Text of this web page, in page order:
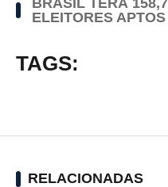
ELEITORES
TAGS:
RELACIONADAS